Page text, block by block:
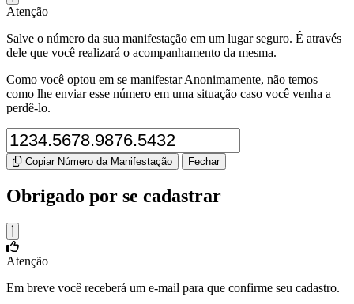
Atenção
Salve o número da sua manifestação em um lugar seguro. É através
dele que você realizará o acompanhamento da mesma.
Como você optou em se manifestar Anonimamente, não temos
como lhe enviar esse número em uma situação caso você venha a
perdê-lo.
Copiar Número da Manifestação Fechar
Obrigado por se cadastrar
Atenção
Em breve você receberá um e-mail para que confirme seu cadastro.